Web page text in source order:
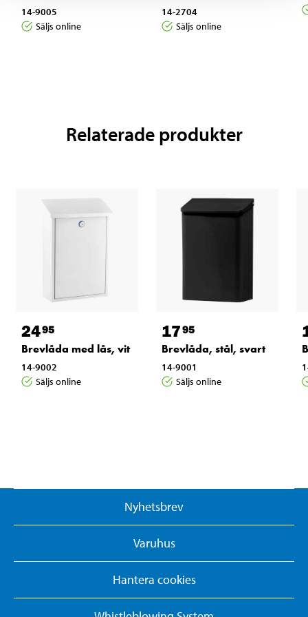
14-9005
Säljs online
14-2704
Säljs online
Relaterade produkter
2495
Brevlåda med lås, vit
14-9002
Säljs online
1795
Brevlåda, stål, svart
14-9001
Säljs online
Nyhetsbrev
Varuhus
Hantera cookies